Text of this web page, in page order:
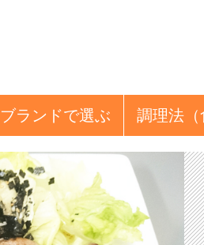
ブランドで選ぶ 調理法